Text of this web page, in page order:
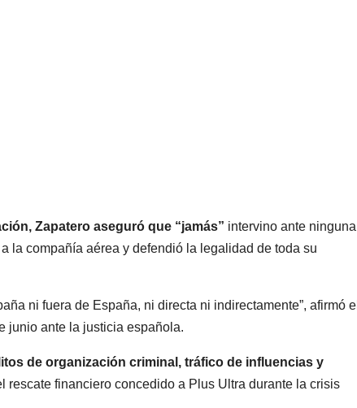
Zapatero aseguró que “jamás” intervino ante ninguna
la compañía aérea y defendió la legalidad de toda su
ni fuera de España, ni directa ni indirectamente”, afirmó el
junio ante la justicia española.
de organización criminal, tráfico de influencias y
rescate financiero concedido a Plus Ultra durante la crisis